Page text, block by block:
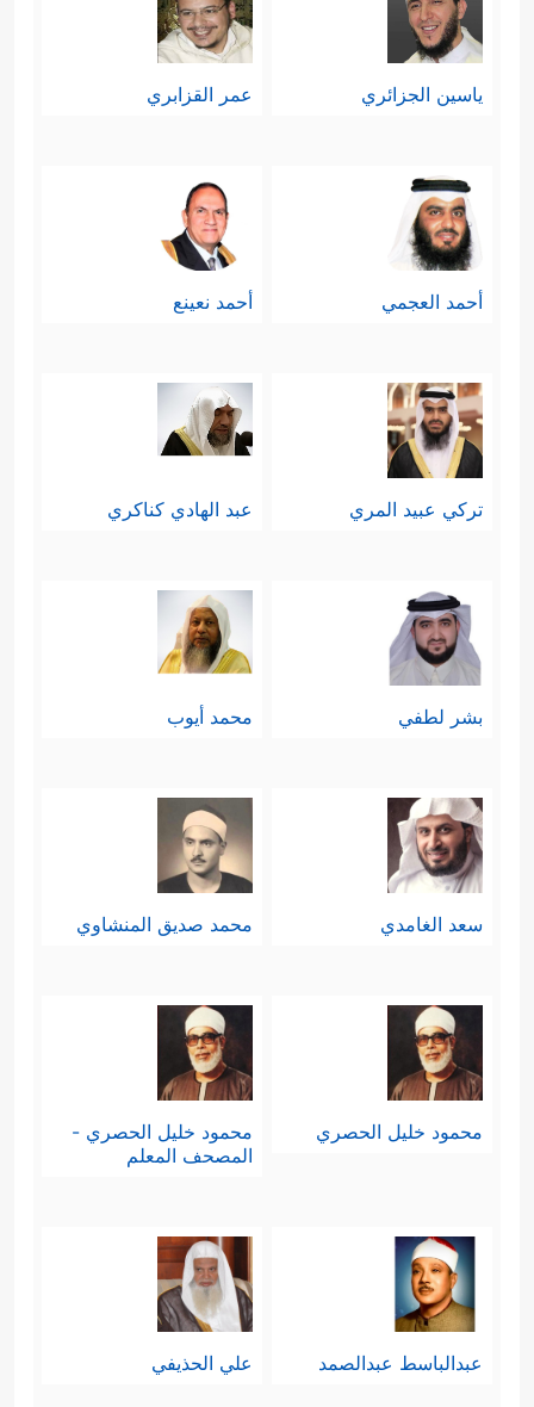
ياسين الجزائري عمر القزابري
أحمد العجمي أحمد نعينع
تركي عبيد المري عبد الهادي كناكري
بشر لطفي محمد أيوب
سعد الغامدي محمد صديق المنشاوي
محمود خليل الحصري
محمود خليل الحصري -
المصحف المعلم
عبدالباسط عبدالصمد علي الحذيفي